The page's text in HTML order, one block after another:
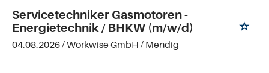
Servicetechniker Gasmotoren -
Energietechnik / BHKW (m/w/d)
04.08.2026 /Workwise GmbH / Mendig